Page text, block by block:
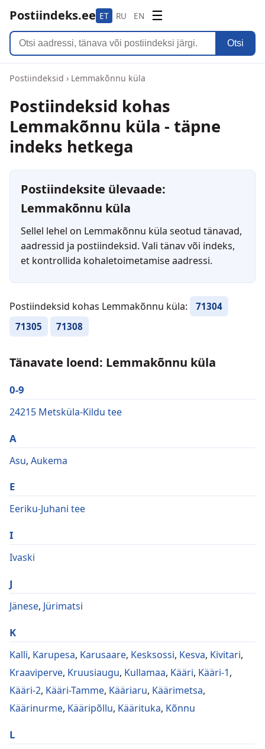
Postiindeks.ee ET RU EN ☰
Otsi
Postiindeksid › Lemmakõnnu küla
Postiindeksid kohas
Lemmakõnnu küla - täpne
indeks hetkega
Postiindeksite ülevaade:
Lemmakõnnu küla
Sellel lehel on Lemmakõnnu küla seotud tänavad,
aadressid ja postiindeksid. Vali tänav või indeks,
et kontrollida kohaletoimetamise aadressi.
Postiindeksid kohas Lemmakõnnu küla:
71304
71305
71308
Tänavate loend: Lemmakõnnu küla
0-9
24215 Metsküla-Kildu tee
A
Asu, Aukema
E
Eeriku-Juhani tee
I
Ivaski
J
Jänese, Jürimatsi
K
Kalli, Karupesa, Karusaare, Kesksossi, Kesva, Kivitari,
Kraaviperve, Kruusiaugu, Kullamaa, Kääri, Kääri-1,
Kääri-2, Kääri-Tamme, Kääriaru, Käärimetsa,
Käärinurme, Kääripõllu, Käärituka, Kõnnu
L